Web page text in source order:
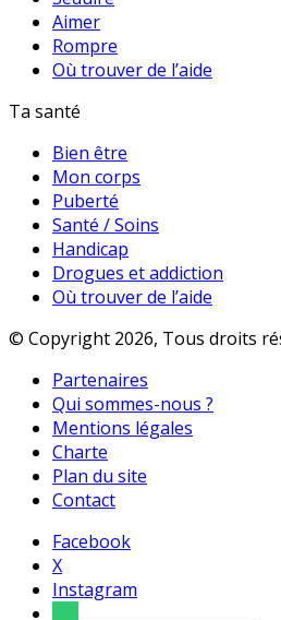
Aimer
Rompre
Où trouver de l’aide
Ta santé
Bien être
Mon corps
Puberté
Santé / Soins
Handicap
Drogues et addiction
Où trouver de l’aide
© Copyright 2026, Tous droits
Partenaires
Qui sommes-nous ?
Mentions légales
Charte
Plan du site
Contact
Facebook
X
Instagram